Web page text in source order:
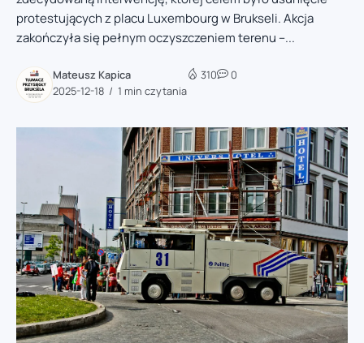
protestujących z placu Luxembourg w Brukseli. Akcja
zakończyła się pełnym oczyszczeniem terenu –...
Mateusz Kapica
2025-12-18
1 min czytania
310 0